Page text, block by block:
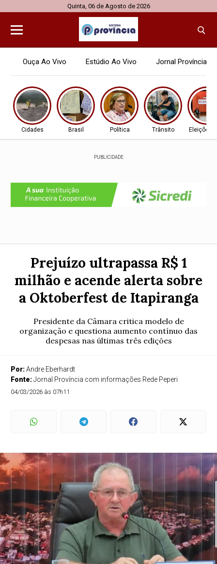
Quinta, 06 de Agosto de 2026
Ouça Ao Vivo Estúdio Ao Vivo Jornal Província
Cidades Brasil Política Trânsito Eleições
PUBLICIDADE
Prejuízo ultrapassa R$ 1
milhão e acende alerta sobre
a Oktoberfest de Itapiranga
Presidente da Câmara critica modelo de
organização e questiona aumento contínuo das
despesas nas últimas três edições
Por:Andre Eberhardt
Fonte:Jornal Província com informações Rede Peperi
04/03/2026 às 07h11